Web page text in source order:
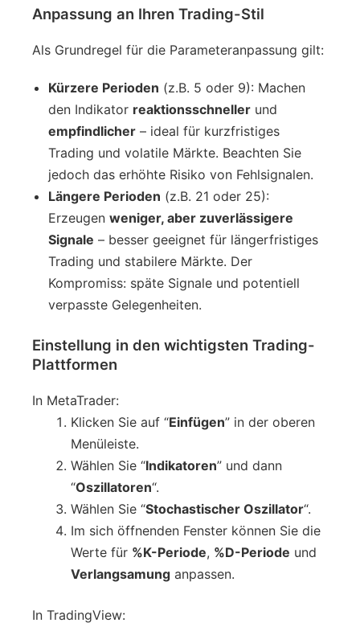
Anpassung an Ihren Trading-Stil
Als Grundregel für die Parameteranpassung gilt:
Kürzere Perioden (z.B. 5 oder 9): Machen
den Indikator reaktionsschneller und
empfindlicher – ideal für kurzfristiges
Trading und volatile Märkte. Beachten Sie
jedoch das erhöhte Risiko von Fehlsignalen.
Längere Perioden (z.B. 21 oder 25):
Erzeugen weniger, aber zuverlässigere
Signale – besser geeignet für längerfristiges
Trading und stabilere Märkte. Der
Kompromiss: späte Signale und potentiell
verpasste Gelegenheiten.
Einstellung in den wichtigsten Trading-
Plattformen
In MetaTrader:
Klicken Sie auf “Einfügen” in der oberen
Menüleiste.
Wählen Sie “Indikatoren” und dann
“Oszillatoren“.
Wählen Sie “Stochastischer Oszillator“.
Im sich öffnenden Fenster können Sie die
Werte für %K-Periode, %D-Periode und
Verlangsamung anpassen.
In TradingView: